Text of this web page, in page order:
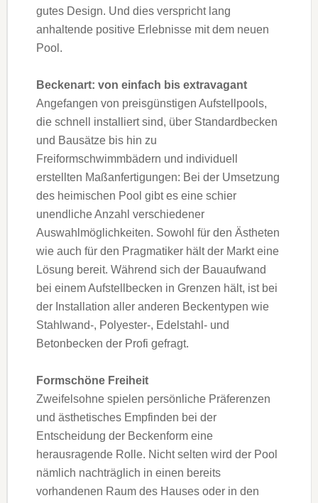
gutes Design. Und dies verspricht lang
anhaltende positive Erlebnisse mit dem neuen
Pool.
Beckenart: von einfach bis extravagant
Angefangen von preisgünstigen Aufstellpools,
die schnell installiert sind, über Standardbecken
und Bausätze bis hin zu
Freiformschwimmbädern und individuell
erstellten Maßanfertigungen: Bei der Umsetzung
des heimischen Pool gibt es eine schier
unendliche Anzahl verschiedener
Auswahlmöglichkeiten. Sowohl für den Ästheten
wie auch für den Pragmatiker hält der Markt eine
Lösung bereit. Während sich der Bauaufwand
bei einem Aufstellbecken in Grenzen hält, ist bei
der Installation aller anderen Beckentypen wie
Stahlwand-, Polyester-, Edelstahl- und
Betonbecken der Profi gefragt.
Formschöne Freiheit
Zweifelsohne spielen persönliche Präferenzen
und ästhetisches Empfinden bei der
Entscheidung der Beckenform eine
herausragende Rolle. Nicht selten wird der Pool
nämlich nachträglich in einen bereits
vorhandenen Raum des Hauses oder in den